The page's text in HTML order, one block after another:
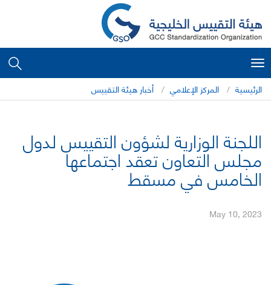
Toggle
navigation
الرئيسية المركز الإعلامي أخبار هيئة التقييس
اللجنة الوزارية لشؤون التقييس لدول
مجلس التعاون تعقد اجتماعها
الخامس في مسقط
May 10, 2023